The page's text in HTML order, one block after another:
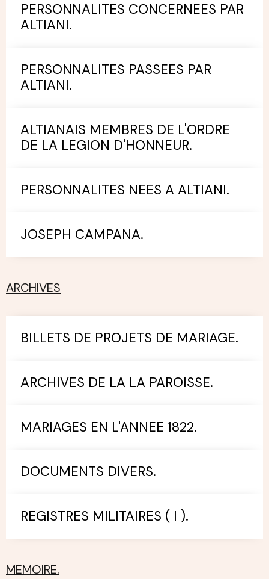
PERSONNALITES CONCERNEES PAR
ALTIANI.
PERSONNALITES PASSEES PAR
ALTIANI.
ALTIANAIS MEMBRES DE L'ORDRE
DE LA LEGION D'HONNEUR.
PERSONNALITES NEES A ALTIANI.
JOSEPH CAMPANA.
ARCHIVES
BILLETS DE PROJETS DE MARIAGE.
ARCHIVES DE LA LA PAROISSE.
MARIAGES EN L'ANNEE 1822.
DOCUMENTS DIVERS.
REGISTRES MILITAIRES ( I ).
MEMOIRE.